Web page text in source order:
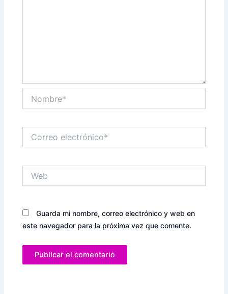
electrónico*
Guarda mi nombre, correo electrónico y web en
este navegador para la próxima vez que comente.